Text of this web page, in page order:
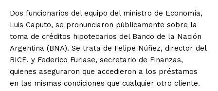
Dos funcionarios del equipo del ministro de Economía,
Luis Caputo, se pronunciaron públicamente sobre la
toma de créditos hipotecarios del Banco de la Nación
Argentina (BNA). Se trata de Felipe Núñez, director del
BICE, y Federico Furiase, secretario de Finanzas,
quienes aseguraron que accedieron a los préstamos
en las mismas condiciones que cualquier otro cliente.